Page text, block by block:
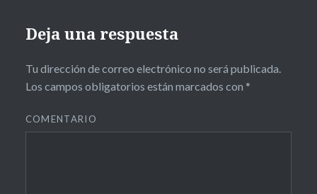
universidad
Deja una respuesta
Tu dirección de correo electrónico no será publicada.
Los campos obligatorios están marcados con *
COMENTARIO